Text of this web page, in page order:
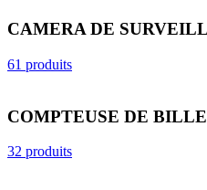
CAMERA DE
61 produits
COMPTEUSE DE
32 produits